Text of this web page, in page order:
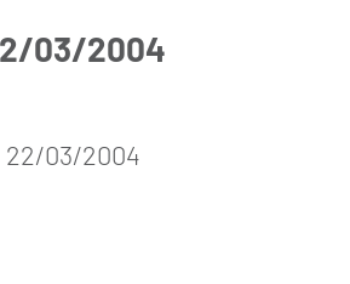
03/2004
22/03/2004